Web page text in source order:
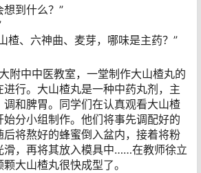
想到什么？”
楂、六神曲、麦芽，哪味是主药？”
附中中医教室，一堂制作大山楂丸的
行。大山楂丸是一种中药丸剂，主
和脾胃。同学们在认真观看大山楂
分小组制作。他们将事先调配好的
后将熬好的蜂蜜倒入盆内，接着将粉
滑，再将其放入模具中……在教师徐立
大山楂丸很快成型了。